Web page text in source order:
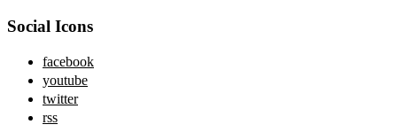
Social Icons
facebook
youtube
twitter
rss